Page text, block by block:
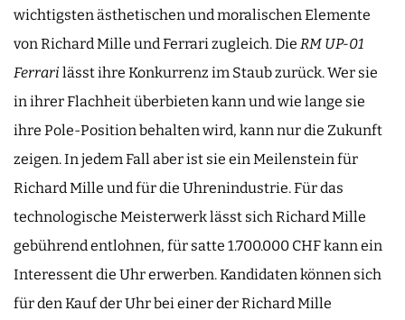
wichtigsten ästhetischen und moralischen Elemente
von Richard Mille und Ferrari zugleich. Die RM UP-01
Ferrarilässt ihre Konkurrenz im Staub zurück. Wer sie
in ihrer Flachheit überbieten kann und wie lange sie
ihre Pole-Position behalten wird, kann nur die Zukunft
zeigen. In jedem Fall aber ist sie ein Meilenstein für
Richard Mille und für die Uhrenindustrie. Für das
technologische Meisterwerk lässt sich Richard Mille
gebührend entlohnen, für satte 1.700.000 CHF kann ein
Interessent die Uhr erwerben. Kandidaten können sich
für den Kauf der Uhr bei einer der Richard Mille